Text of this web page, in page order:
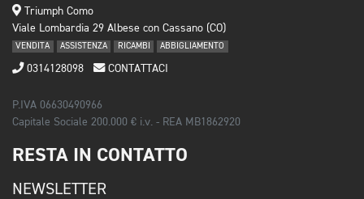
Triumph Como
Viale Lombardia 29 Albese con Cassano (CO)
VENDITA ASSISTENZA RICAMBI ABBIGLIAMENTO
0314128098 CONTATTACI
P.IVA 06630490966
Capitale Sociale 200.000 € i.v. - REA MB1862920
RESTA IN CONTATTO
NEWSLETTER